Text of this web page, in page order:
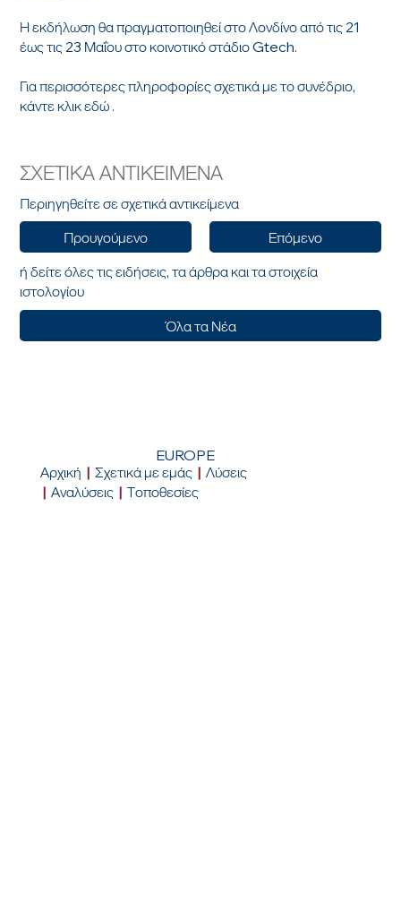
Η εκδήλωση θα πραγματοποιηθεί στο Λονδίνο από τις 21
έως τις 23 Μαΐου στο κοινοτικό στάδιο Gtech.
Για περισσότερες πληροφορίες σχετικά με το συνέδριο,
κάντε κλικεδώ.
ΣΧΕΤΙΚΑ ΑΝΤΙΚΕΙΜΕΝΑ
Περιηγηθείτε σε σχετικά αντικείμενα
Προυγούμενο
Επόμενο
ή δείτε όλες τις ειδήσεις, τα άρθρα και τα στοιχεία
ιστολογίου
Όλα τα Νέα
EUROPE
Αρχική |Σχετικά με εμάς |Λύσεις
|Αναλύσεις |Τοποθεσίες